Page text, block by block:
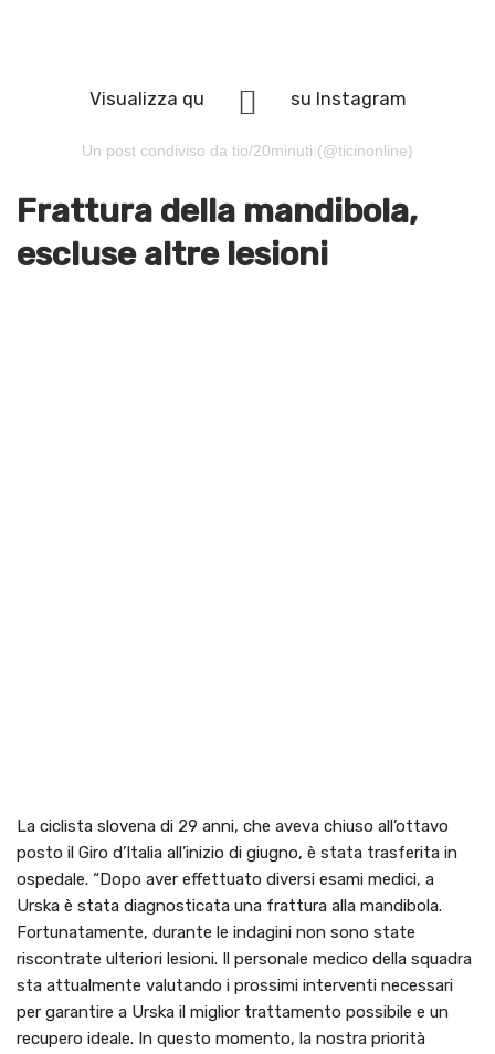
Visualizza questo post su Instagram
Un post condiviso da tio/20minuti (@ticinonline)
Frattura della mandibola,
escluse altre lesioni
La ciclista slovena di 29 anni, che aveva chiuso all’ottavo
posto il Giro d’Italia all’inizio di giugno, è stata trasferita in
ospedale. “Dopo aver effettuato diversi esami medici, a
Urska è stata diagnosticata una frattura alla mandibola.
Fortunatamente, durante le indagini non sono state
riscontrate ulteriori lesioni. Il personale medico della squadra
sta attualmente valutando i prossimi interventi necessari
per garantire a Urska il miglior trattamento possibile e un
recupero ideale. In questo momento, la nostra priorità